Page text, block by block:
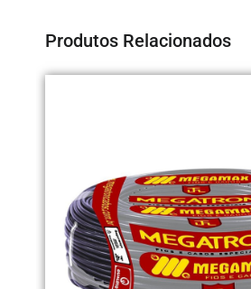
Produtos Relacionados